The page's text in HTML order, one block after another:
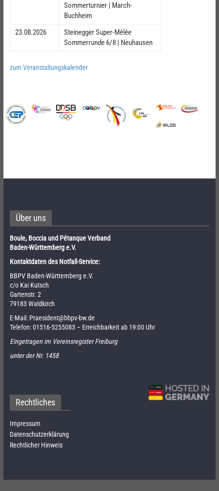
Sommerturnier | March-
Buchheim
23.08.2026
Steinegger Super-Mêlée
Sommerrunde 6/8 | Neuhausen
zum Veranstaltungskalender
Über uns
Boule, Boccia und Pétanque Verband
Baden-Württemberg e.V.
Kontaktdaten des Notfall-Service:
BBPV Baden-Württemberg e.V.
c/o Kai Kutsch
Gartenstr. 2
79183 Waldkirch
E-Mail: Praesident@bbpv-bw.de
Telefon:01516-5255083 – Erreichbarkeit ab 19:00 Uhr
Eingetragen im Vereinsregister Freiburg
unter der Nr. 1458
Rechtliches
Impressum
Datenschutzerklärung
Rechtlicher Hinweis